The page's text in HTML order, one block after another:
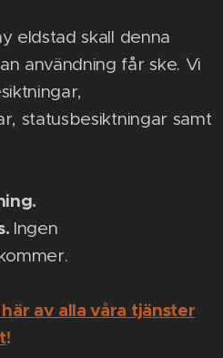
eldstad skall denna
användning får ske. Vi
statusbesiktningar samt
Ingen
av alla våra tjänster
!